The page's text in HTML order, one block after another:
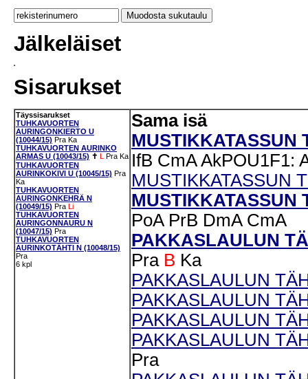
Jälkeläiset
Sisarukset
Täyssisarukset
TUHKAVUORTEN
AURINGONKIERTO U
(10044/15) Pra Ka
TUHKAVUORTEN AURINKO
ARMAS U (10043/15) ✝ L Pra Ka
TUHKAVUORTEN
AURINKOKIVI U (10045/15) Pra
Ka
TUHKAVUORTEN
AURINGONKEHRÄ N
(10049/15) Pra Li
TUHKAVUORTEN
AURINGONNAURU N
(10047/15) Pra
TUHKAVUORTEN
AURINKOTÄHTI N (10048/15)
Pra
6 kpl
Sama isä
MUSTIKKATASSUN
IfB CmA AkPOU1F1:
MUSTIKKATASSUN
MUSTIKKATASSUN
PoA PrB DmA CmA
PAKKASLAULUN
Pra B Ka
PAKKASLAULUN
PAKKASLAULUN
PAKKASLAULUN
PAKKASLAULUN
Pra